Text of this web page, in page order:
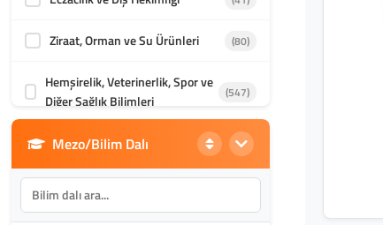
Ziraat, Orman ve Su Ürünleri (80)
Hemşirelik, Veterinerlik, Spor ve
Diğer Sağlık Bilimleri
(547)
Din Bilimleri (1986)
İletişim, Mimarlık ve Güzel
Sanatlar
Mezo/Bilim Dalı